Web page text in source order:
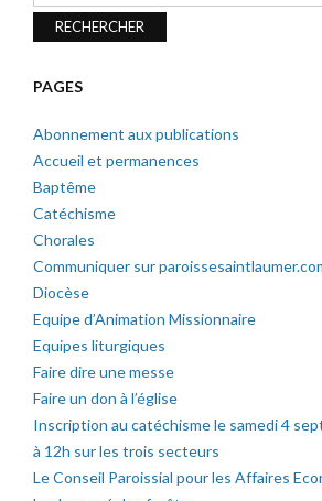
PAGES
Abonnement aux publications
Accueil et permanences
Baptême
Catéchisme
Chorales
Communiquer sur
Diocèse
Equipe d’Animation Missionnaire
Equipes liturgiques
Faire dire une messe
Faire un don à l’église
Inscription au catéchisme le samedi 4
à 12h sur les trois secteurs
Le Conseil Paroissial pour les Affaires